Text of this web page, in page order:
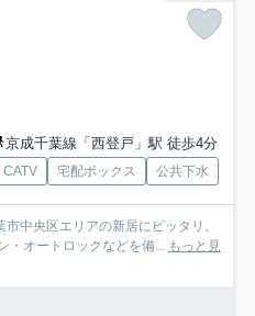
京成千葉線「西登戸」駅 徒歩4分
CATV 宅配ボックス 公共下水
中央区エリアの新居にピッタリ。
・オートロックなどを備... もっと見